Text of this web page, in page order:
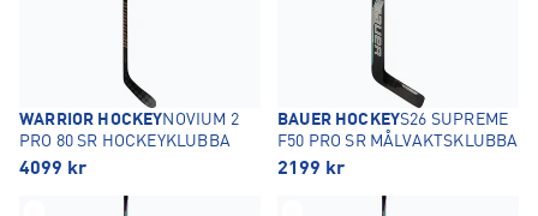
WARRIOR HOCKEYNOVIUM 2
PRO 80 SR HOCKEYKLUBBA
4099 kr
BAUER HOCKEYS26 SUPREME
F50 PRO SR MÅLVAKTSKLUBBA
2199 kr